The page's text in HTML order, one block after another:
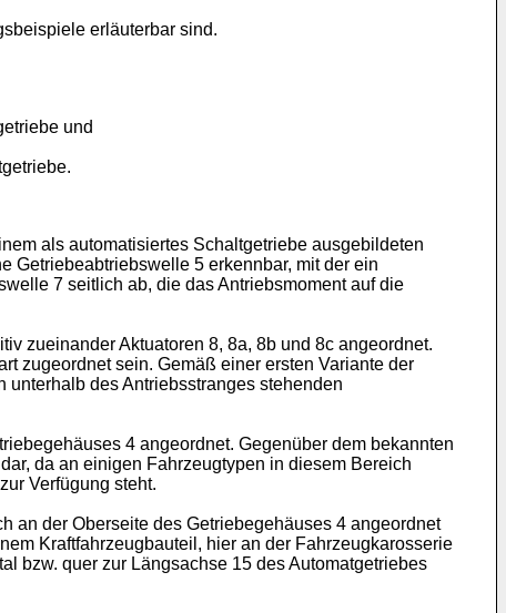
erläuterbar sind.
und
als automatisiertes Schaltgetriebe ausgebildeten
Getriebeabtriebswelle 5 erkennbar, mit der ein
7 seitlich ab, die das Antriebsmoment auf die
zueinander Aktuatoren 8, 8a, 8b und 8c angeordnet.
zugeordnet sein. Gemäß einer ersten Variante der
unterhalb des Antriebsstranges stehenden
4 angeordnet. Gegenüber dem bekannten
da an einigen Fahrzeugtypen in diesem Bereich
Verfügung steht.
an der Oberseite des Getriebegehäuses 4 angeordnet
Kraftfahrzeugbauteil, hier an der Fahrzeugkarosserie
bzw. quer zur Längsachse 15 des Automatgetriebes